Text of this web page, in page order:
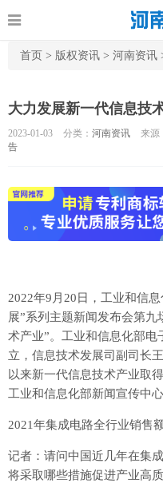
首页 > 版权资讯 > 河南资讯
大力发展新一代信息技
2023-01-03 分类： 河南资讯 来源
告
2022年9月20日，工业和信
展”系列主题新闻发布会第
术产业”。工业和信息化部
立，信息技术发展司副司长
以来新一代信息技术产业取
工业和信息化部新闻宣传中
2021年集成电路全行业销售
记者：请问中国近几年在集
将采取哪些措施促进产业高